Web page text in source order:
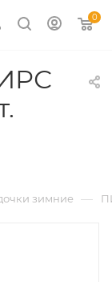
0
зимние —